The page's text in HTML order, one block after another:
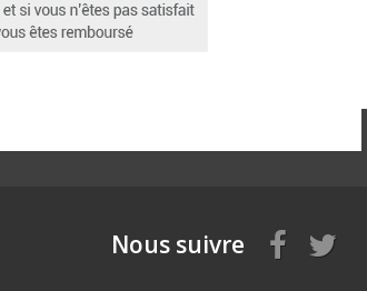
Nous suivre